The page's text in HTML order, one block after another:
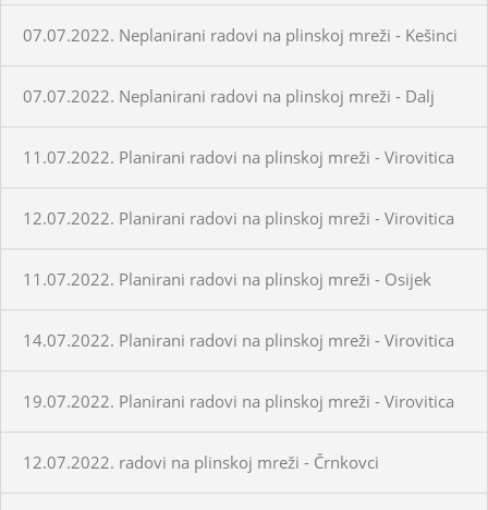
07.07.2022. Neplanirani radovi na plinskoj mreži - Kešinci
07.07.2022. Neplanirani radovi na plinskoj mreži - Dalj
11.07.2022. Planirani radovi na plinskoj mreži - Virovitica
12.07.2022. Planirani radovi na plinskoj mreži - Virovitica
11.07.2022. Planirani radovi na plinskoj mreži - Osijek
14.07.2022. Planirani radovi na plinskoj mreži - Virovitica
19.07.2022. Planirani radovi na plinskoj mreži - Virovitica
12.07.2022. radovi na plinskoj mreži - Črnkovci